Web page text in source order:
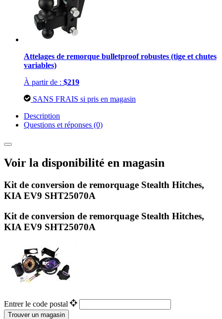
Attelages de remorque bulletproof robustes (tige et chutes
variables)
À partir de : $219
SANS FRAIS si pris en magasin
Description
Questions et réponses (0)
Voir la disponibilité en magasin
Kit de conversion de remorquage Stealth Hitches,
KIA EV9 SHT25070A
Kit de conversion de remorquage Stealth Hitches,
KIA EV9 SHT25070A
Entrer le code postal
Trouver un magasin